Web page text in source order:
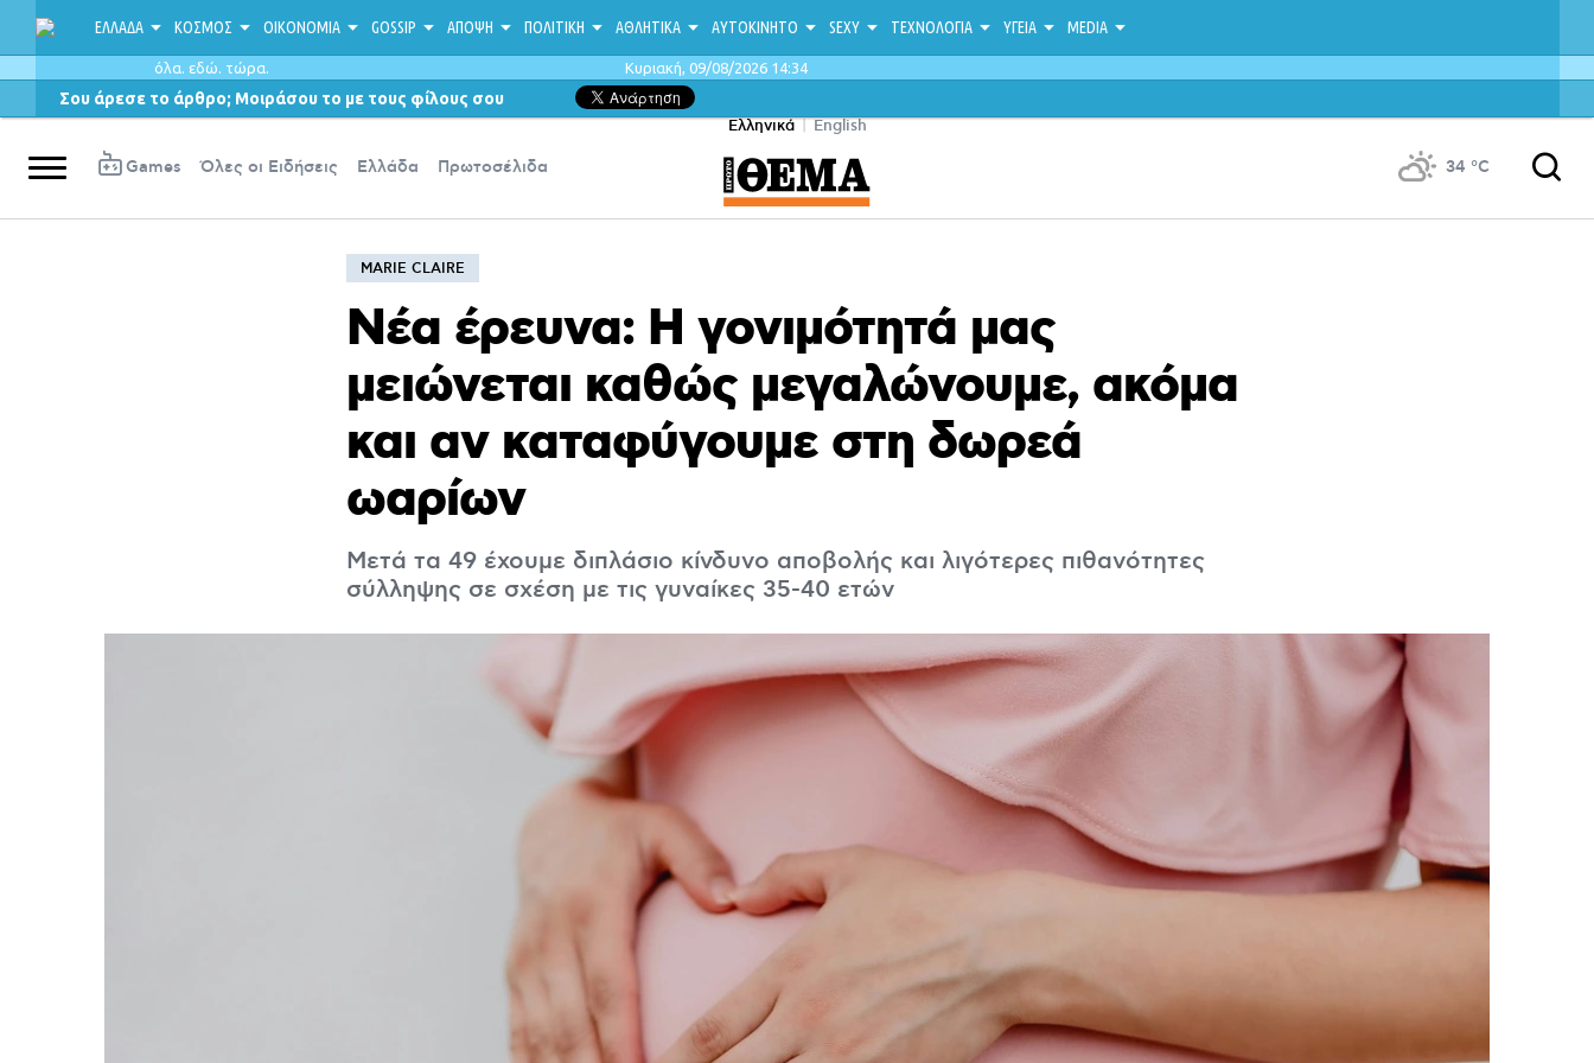
ΕΛΛΑΔΑ ΚΟΣΜΟΣ ΟΙΚΟΝΟΜΙΑ GOSSIP ΑΠΟΨΗ ΠΟΛΙΤΙΚΗ ΑΘΛΗΤΙΚΑ ΑΥΤΟΚΙΝΗΤΟ SEXY ΤΕΧΝΟΛΟΓΙΑ ΥΓΕΙΑ MEDIA
όλα. εδώ. τώρα. Κυριακή, 09/08/2026 14:34
Σου άρεσε το άρθρο; Μοιράσου το με τους φίλους σου